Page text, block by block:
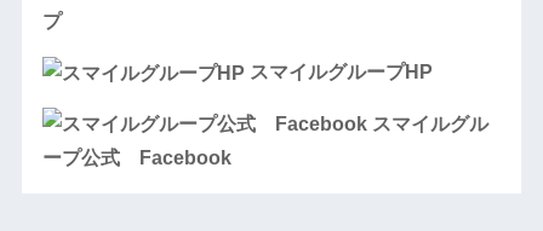
プ
スマイルグループHP
スマイルグル
ープ公式 Facebook